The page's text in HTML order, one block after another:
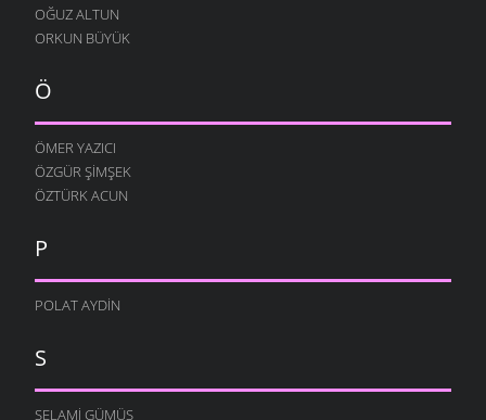
OĞUZ ALTUN
ORKUN BÜYÜK
Ö
ÖMER YAZICI
ÖZGÜR ŞIMŞEK
ÖZTÜRK ACUN
P
POLAT AYDIN
S
SELAMI GÜMÜŞ